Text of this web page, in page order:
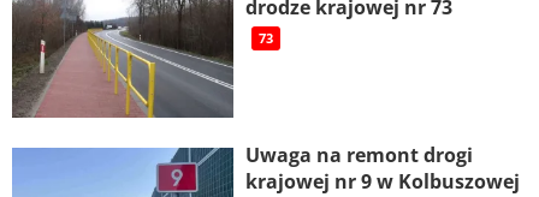
drodze krajowej nr 73
73
Uwaga na remont drogi
krajowej nr 9 w Kolbuszowej